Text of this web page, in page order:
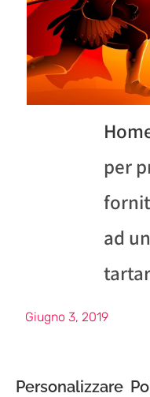
per
ad
Giugno 3, 2019
Personalizzare